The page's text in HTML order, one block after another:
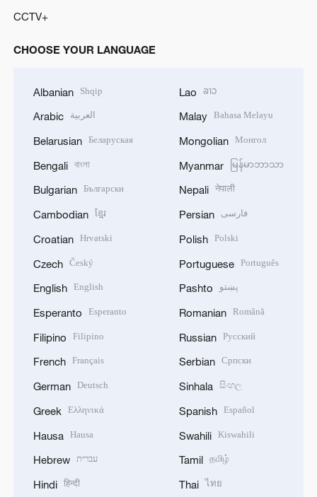
CCTV+
CHOOSE YOUR LANGUAGE
Albanian Shqip
Arabic العربية
Belarusian Беларуская
Bengali বাংলা
Bulgarian Български
Cambodian ខ្មែរ
Croatian Hrvatski
Czech Český
English English
Esperanto Esperanto
Filipino Filipino
French Français
German Deutsch
Greek Ελληνικά
Hausa Hausa
Hebrew עברית
Hindi हिन्दी
Lao ລາວ
Malay Bahasa Melayu
Mongolian Монгол
Myanmar မြန်မာဘာသာ
Nepali नेपाली
Persian فارسی
Polish Polski
Portuguese Português
Pashto پښتو
Romanian Română
Russian Русский
Serbian Српски
Sinhala සිංහල
Spanish Español
Swahili Kiswahili
Tamil தமிழ்
Thai ไทย